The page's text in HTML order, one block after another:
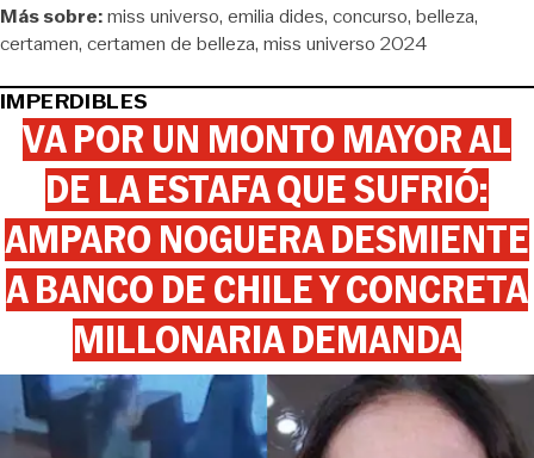
Más sobre:miss universo emilia dides concurso belleza
certamen certamen de belleza miss universo 2024
IMPERDIBLES
VA POR UN MONTO MAYOR AL
DE LA ESTAFA QUE SUFRIÓ:
AMPARO NOGUERA DESMIENTE
A BANCO DE CHILE Y CONCRETA
MILLONARIA DEMANDA